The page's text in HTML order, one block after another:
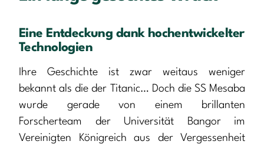
Eine Entdeckung dank hochentwickelter
Technologien
Ihre Geschichte ist zwar weitaus weniger
bekannt als die der Titanic… Doch die SS Mesaba
wurde gerade von einem brillanten
Forscherteam der Universität Bangor im
Vereinigten Königreich aus der Vergessenheit